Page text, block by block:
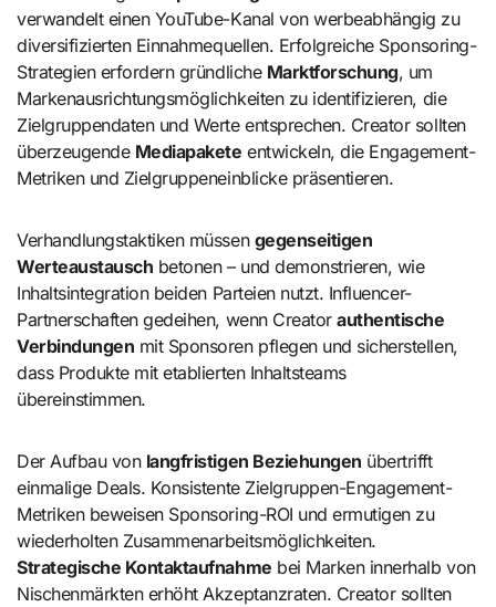
verwandelt einen YouTube-Kanal von werbeabhängig zu
diversifizierten Einnahmequellen. Erfolgreiche Sponsoring-
Strategien erfordern gründliche Marktforschung, um
Markenausrichtungsmöglichkeiten zu identifizieren, die
Zielgruppendaten und Werte entsprechen. Creator sollten
überzeugende Mediapakete entwickeln, die Engagement-
Metriken und Zielgruppeneinblicke präsentieren.
Verhandlungstaktiken müssen gegenseitigen
Werteaustausch betonen – und demonstrieren, wie
Inhaltsintegration beiden Parteien nutzt. Influencer-
Partnerschaften gedeihen, wenn Creatorauthentische
Verbindungen mit Sponsoren pflegen und sicherstellen,
dass Produkte mit etablierten Inhaltsteams
übereinstimmen.
Der Aufbau von langfristigen Beziehungen übertrifft
einmalige Deals. Konsistente Zielgruppen-Engagement-
Metriken beweisen Sponsoring-ROI und ermutigen zu
wiederholten Zusammenarbeitsmöglichkeiten.
Strategische Kontaktaufnahme bei Marken innerhalb von
Nischenmärkten erhöht Akzeptanzraten. Creator sollten